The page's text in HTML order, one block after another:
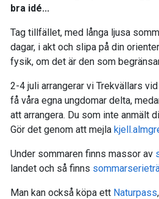
bra idé...
Tag tillfället, med långa ljusa
dagar, i akt och slipa på din
fysik, om det är den som
2-4 juli arrangerar vi Trekvällars
få våra egna ungdomar delta,
att arrangera. Du som inte anmält
Gör det genom att mejla
Under sommaren finns massor av
landet och så finns
Man kan också köpa ett Naturpass